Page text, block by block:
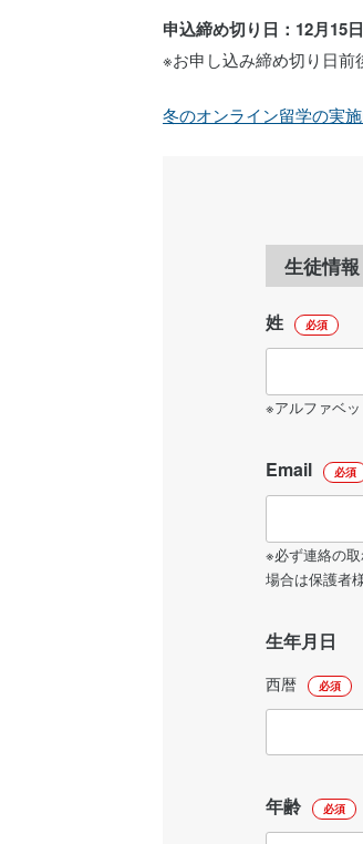
申込締め切り日：12月15
※お申し込み締め切り日
冬のオンライン留学の実
生徒情報
姓 必須
※アルファベ
Email 必須
※必ず連絡の
場合は保護者
生年月日
西暦 必須
年齢 必須